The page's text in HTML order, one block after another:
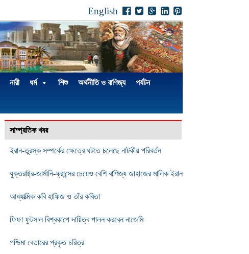
English
নারী ধর্ম শিশু অর্থনীতি ও বাণিজ্য পর্যটন
সাম্প্রতিক খবর
ইরান-তুরস্ক সম্পর্কের ক্ষেত্রে ঘটতে চলেছে নাটকীয় পরিবর্তন
যুক্তরাষ্ট্র-জার্মানি-ফ্রান্সের চেয়েও বেশি বাণিজ্য জাহাজের মালিক ইরান
আধ্যাত্মিক কবি হাফিজ ও তাঁর কবিতা
ফিফা ফুটসাল বিশ্বকাপে দায়িত্ব পালন করবেন নাজেমি
পশ্চিমা বেতারের প্রকৃত চরিত্র